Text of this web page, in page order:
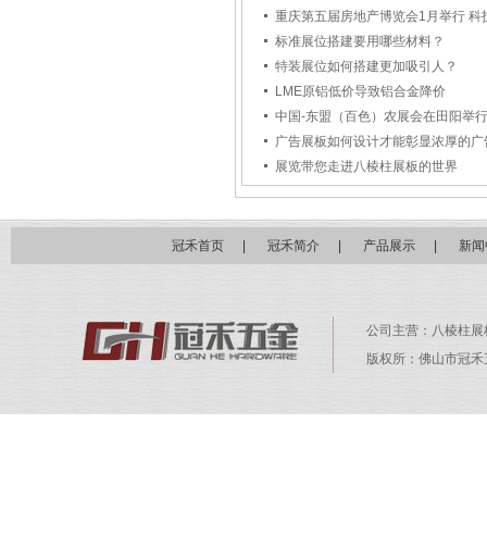
重庆第五届房地产博览会1月举行 科
标准展位搭建要用哪些材料？
特装展位如何搭建更加吸引人？
LME原铝低价导致铝合金降价
中国-东盟（百色）农展会在田阳举行
广告展板如何设计才能彰显浓厚的广
展览带您走进八棱柱展板的世界
冠禾首页 冠禾简介 产品展示 新
公司主营： 八棱柱展
版权所：佛山市冠